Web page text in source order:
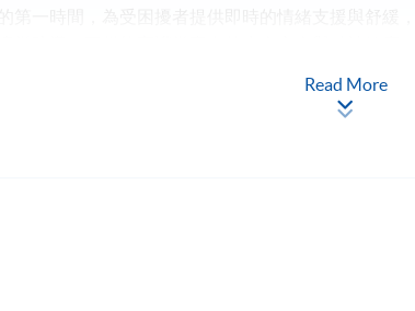
們亦深知，施援者/照顧者在面對突發事件時，往往
Read More